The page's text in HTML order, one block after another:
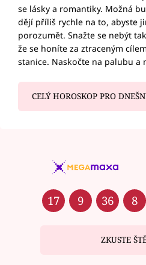
se lásky a romantiky. Možná
dějí příliš rychle na to, abyste
porozumět. Snažte se nebýt
že se honíte za ztraceným
stanice. Naskočte na palubu a
CELÝ HOROSKOP PRO
17 9 36 8
ZKUSTE